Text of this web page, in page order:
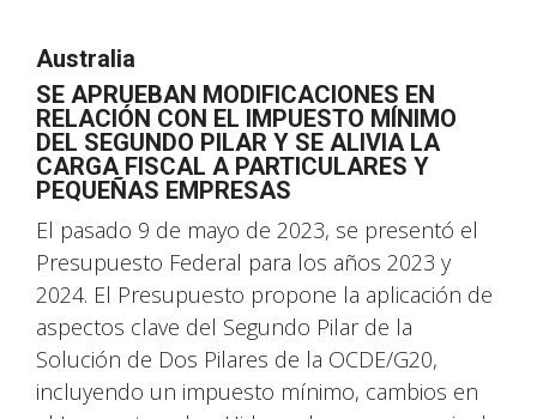
Australia
SE APRUEBAN MODIFICACIONES EN
RELACIÓN CON EL IMPUESTO MÍNIMO
DEL SEGUNDO PILAR Y SE ALIVIA LA
CARGA FISCAL A PARTICULARES Y
PEQUEÑAS EMPRESAS
El pasado 9 de mayo de 2023, se presentó el
Presupuesto Federal para los años 2023 y
2024. El Presupuesto propone la aplicación de
aspectos clave del Segundo Pilar de la
Solución de Dos Pilares de la OCDE/G20,
incluyendo un impuesto mínimo, cambios en